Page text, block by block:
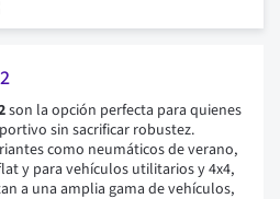
son la opción perfecta para quienes
sin sacrificar robustez.
como neumáticos de verano,
y para vehículos utilitarios y 4x4,
a una amplia gama de vehículos,